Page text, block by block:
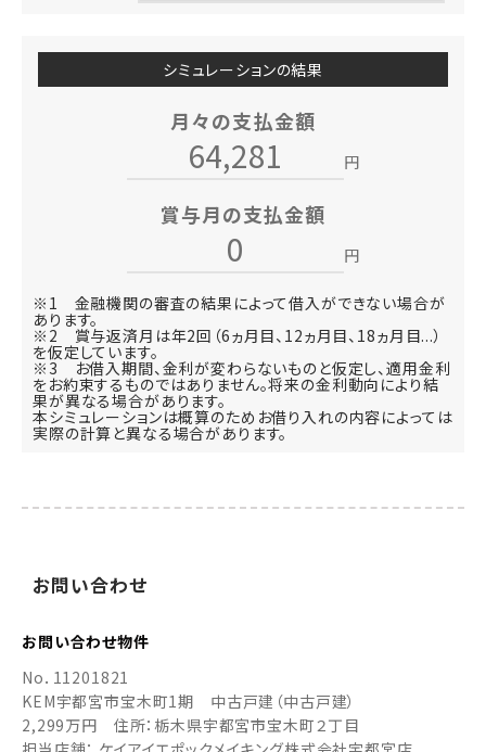
シミュレーションの結果
月々の支払金額
円
賞与月の支払金額
円
※1 金融機関の審査の結果によって借入ができない場合が
あります。
※2 賞与返済月は年2回（6ヵ月目、12ヵ月目、18ヵ月目...）
を仮定しています。
※3 お借入期間、金利が変わらないものと仮定し、適用金利
をお約束するものではありません。将来の金利動向により結
果が異なる場合があります。
本シミュレーションは概算のためお借り入れの内容によっては
実際の計算と異なる場合があります。
お問い合わせ
お問い合わせ物件
No． 11201821
KEM宇都宮市宝木町1期 中古戸建（中古戸建）
2,299万円 住所：栃木県宇都宮市宝木町２丁目